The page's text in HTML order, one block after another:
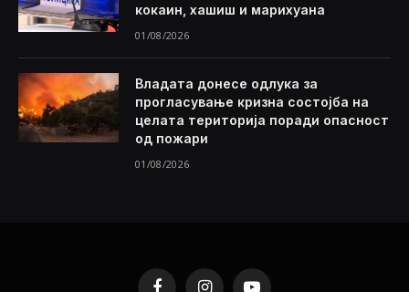
кокаин, хашиш и марихуана
01/08/2026
Владата донесе одлука за
прогласување кризна состојба на
целата територија поради опасност
од пожари
01/08/2026